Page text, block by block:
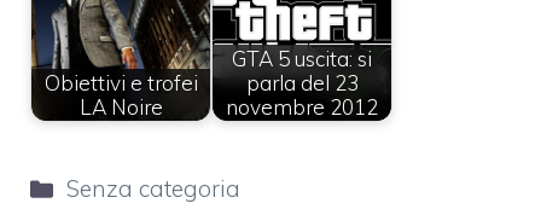
Obiettivi e trofei
LA Noire
GTA 5 uscita: si
parla del 23
novembre 2012
Categorie
Senza categoria